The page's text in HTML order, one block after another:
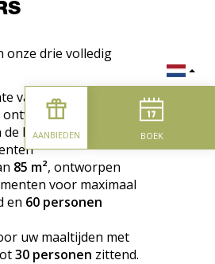
BOEK
AANBIEDEN
onze drie volledig
van 70 m²
om u
kamers voor nog
85 m², ontworpen
voor maximaal
en 60 personen
uw maaltijden met
30 personen zittend.